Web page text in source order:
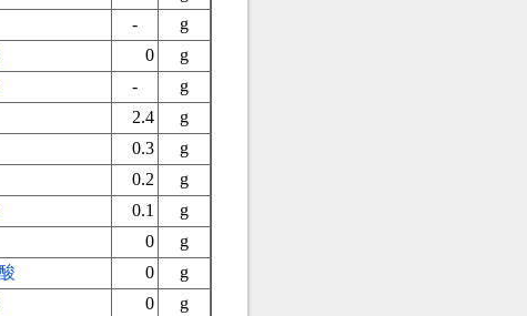
-
g
0
g
-
g
2.4
g
0.3
g
0.2
g
0.1 g
0
g
0
g
0
g